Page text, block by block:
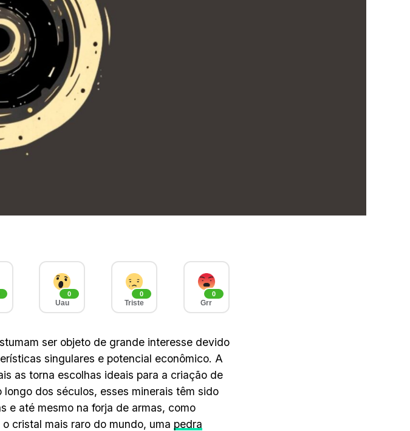
0
Uau
0
Triste
0
Grr
ser objeto de grande interesse devido
singulares e potencial econômico. A
as torna escolhas ideais para a criação de
dos séculos, esses minerais têm sido
e até mesmo na forja de armas, como
cristal mais raro do mundo, uma pedra